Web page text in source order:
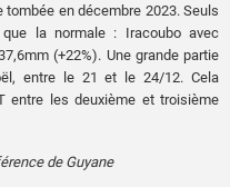
en décembre 2023. Seuls
la normale : Iracoubo avec
(+22%). Une grande partie
entre le 21 et le 24/12. Cela
entre les deuxième et troisième
de Guyane